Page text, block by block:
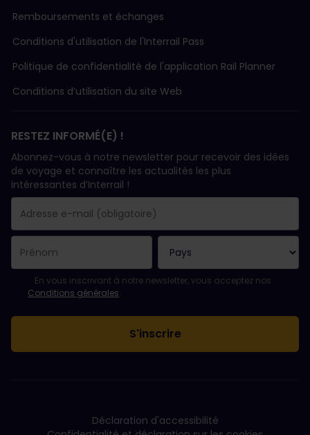
Remboursements et échanges
Conditions d'utilisation de l'Interrail Pass
Politique de confidentialité de l'application Rail Planner
Conditions d’utilisation du site Web
RESTEZ INFORMÉ(E) !
Abonnez-vous à notre newsletter pour recevoir des idées
de voyage et connaître les actualités les plus
intéressantes d’Interrail !
Votre abonnement a bien été pris en compte.
Le champ adresse e-mail est obligatoire.
L'adresse e-mail n'est pas valide !
L'inscription à la newsletter a échoué. Veuillez réessayer
Vous êtes déjà abonné(e) à cette newsletter.
Veuillez accepter les conditions générales pour vous inscrire à
En vous inscrivant à notre newsletter, vous acceptez nos
Conditions générales.
Déclaration d'accessibilité